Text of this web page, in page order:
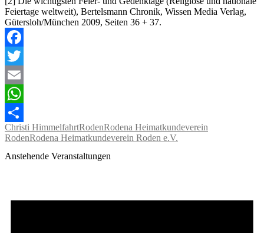
Feiertage weltweit), Bertelsmann Chronik, Wissen Media Verlag,
Gütersloh/München 2009, Seiten 36 + 37.
Facebook
Twitter
Email
WhatsApp
Teilen
Christi HimmelfahrtRodenRodena Heimatkundeverein
RodenRodena Heimatkundeverein Roden e.V.
Anstehende Veranstaltungen